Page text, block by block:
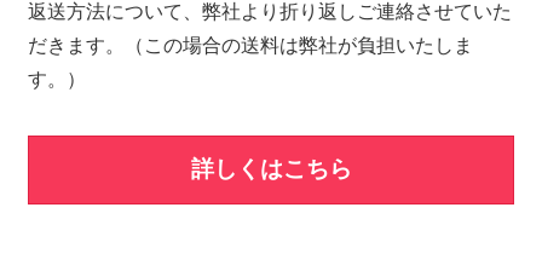
返送方法について、弊社より折り返しご連絡させていた
だきます。（この場合の送料は弊社が負担いたしま
す。）
詳しくはこちら